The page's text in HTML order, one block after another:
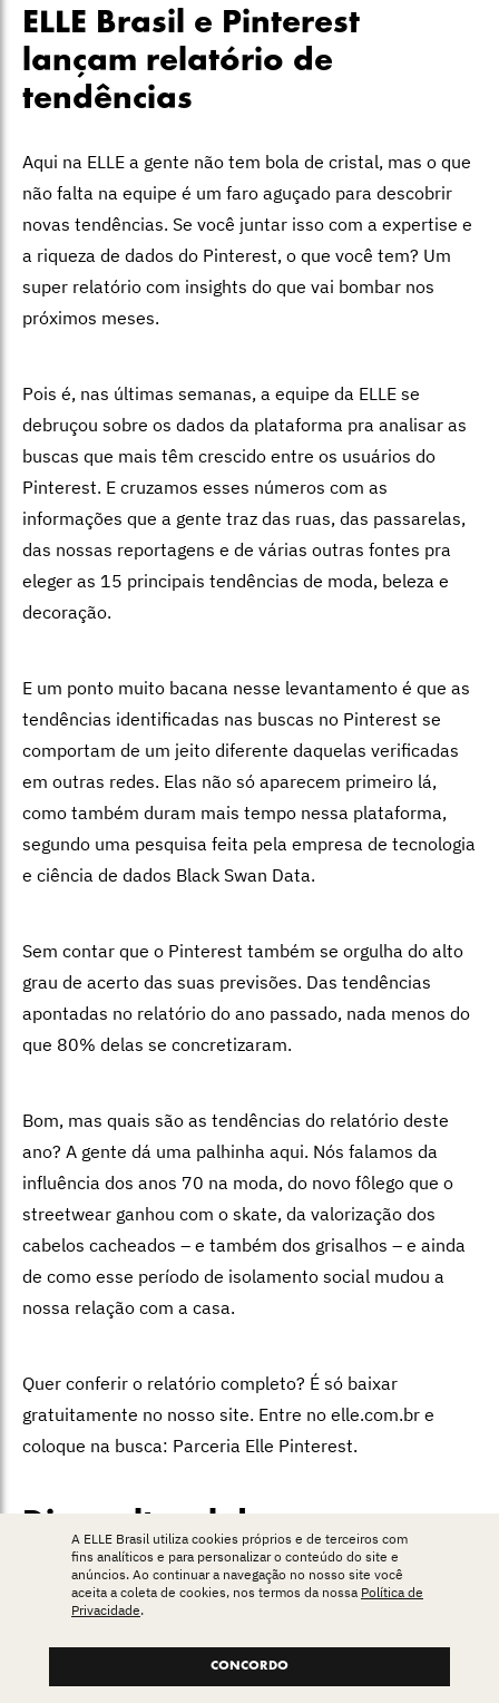
ELLE Brasil e Pinterest
lançam relatório de
tendências
Aqui na ELLE a gente não tem bola de cristal, mas o que
não falta na equipe é um faro aguçado para descobrir
novas tendências. Se você juntar isso com a expertise e
a riqueza de dados do Pinterest, o que você tem? Um
super relatório com insights do que vai bombar nos
próximos meses.
Pois é, nas últimas semanas, a equipe da ELLE se
debruçou sobre os dados da plataforma pra analisar as
buscas que mais têm crescido entre os usuários do
Pinterest. E cruzamos esses números com as
informações que a gente traz das ruas, das passarelas,
das nossas reportagens e de várias outras fontes pra
eleger as 15 principais tendências de moda, beleza e
decoração.
E um ponto muito bacana nesse levantamento é que as
tendências identificadas nas buscas no Pinterest se
comportam de um jeito diferente daquelas verificadas
em outras redes. Elas não só aparecem primeiro lá,
como também duram mais tempo nessa plataforma,
segundo uma pesquisa feita pela empresa de tecnologia
e ciência de dados Black Swan Data.
Sem contar que o Pinterest também se orgulha do alto
grau de acerto das suas previsões. Das tendências
apontadas no relatório do ano passado, nada menos do
que 80% delas se concretizaram.
Bom, mas quais são as tendências do relatório deste
ano? A gente dá uma palhinha aqui. Nós falamos da
influência dos anos 70 na moda, do novo fôlego que o
streetwear ganhou com o skate, da valorização dos
cabelos cacheados – e também dos grisalhos – e ainda
de como esse período de isolamento social mudou a
nossa relação com a casa.
Quer conferir o relatório completo? É só baixar
gratuitamente no nosso site. Entre no elle.com.br e
coloque na busca: Parceria Elle Pinterest.
Dica cultural da semana
E, para finalizar o episódio de hoje, a nossa dica cultural
da semana. Dessa vez, nossa editora de cultura, Bruna
Bittencourt, traz uma ótima notícia para quem curte
A ELLE Brasil utiliza cookies próprios e de terceiros com
fins analíticos e para personalizar o conteúdo do site e
anúncios. Ao continuar a navegação no nosso site você
aceita a coleta de cookies, nos termos da nossa Política de
Privacidade.
CONCORDO